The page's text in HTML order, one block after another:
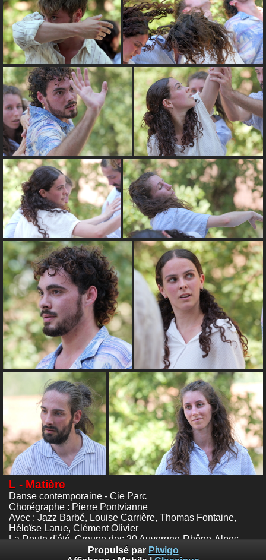
L - Matière
Danse contemporaine - Cie Parc
Chorégraphe : Pierre Pontvianne
Avec : Jazz Barbé, Louise Carrière, Thomas Fontaine,
Héloïse Larue, Clément Olivier
La Route d'été, Groupe des 20 Auvergne-Rhône-Alpes
Le GOLA, domaine du Grand Murier, Annonay, Ardèche
Propulsé par Piwigo